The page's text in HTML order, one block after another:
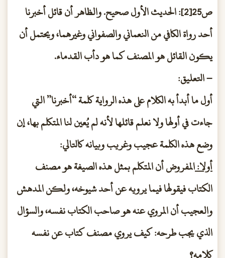
ص25[2]: الحديث الأول صحيح. والظاهر أن قائل أخبرنا
أحد رواة الكافي من النعماني والصفواني وغيرهما، ويحتمل أن
يكون القائل هو المصنف كما هو دأب القدماء.
– التعليق:
أول ما أبدأ به الكلام على هذه الرواية كلمة “أخبرنا” التي
جاءت في أولها ولا نعلم قائلها لأنه لم يُعين لنا المتكلم بها، إن
وضع هذه الكلمة عجيب وغريب وبيانه كالتالي:
أولا:المفروض أن المتكلم بمثل هذه الصيغة هو مصنف
الكتاب فيقولها فيما يرويه عن أحد شيوخه، ولكن المدهش
والعجيب أن المروي عنه هو صاحب الكتاب نفسه، والسؤال
الذي يجب طرحه: كيف يروي مصنف كتاب عن نفسه